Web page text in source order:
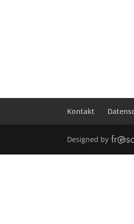
Kontakt
Designed by